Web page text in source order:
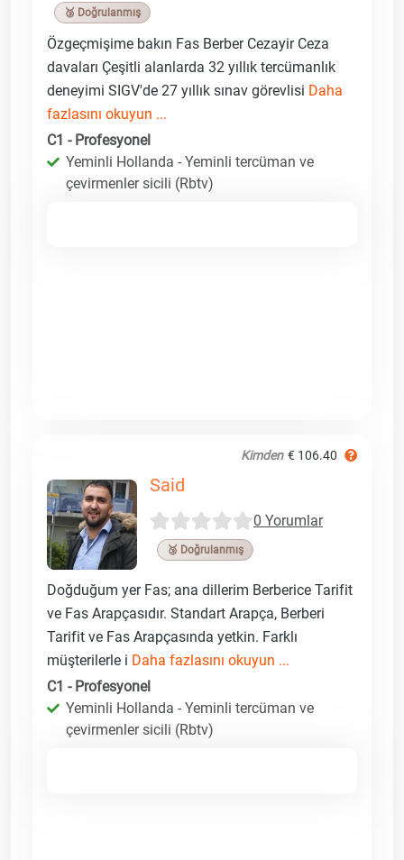
🥉 Doğrulanmış
Özgeçmişime bakın Fas Berber Cezayir Ceza
davaları Çeşitli alanlarda 32 yıllık tercümanlık
deneyimi SIGV'de 27 yıllık sınav görevlisi Daha
fazlasını okuyun ...
C1 - Profesyonel
Yeminli Hollanda - Yeminli tercüman ve
çevirmenler sicili (Rbtv)
Kimden € 106.40
Said
0 Yorumlar
🥉 Doğrulanmış
Doğduğum yer Fas; ana dillerim Berberice Tarifit
ve Fas Arapçasıdır. Standart Arapça, Berberi
Tarifit ve Fas Arapçasında yetkin. Farklı
müşterilerle i Daha fazlasını okuyun ...
C1 - Profesyonel
Yeminli Hollanda - Yeminli tercüman ve
çevirmenler sicili (Rbtv)